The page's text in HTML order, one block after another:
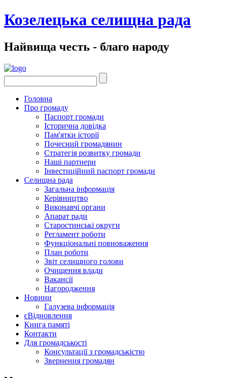
Козелецька селищна рада
Найвища честь - благо народу
Головна
Про громаду
Паспорт громади
Історична довідка
Пам'ятки історії
Почесний громадянин
Стратегія розвитку громади
Наші партнери
Інвестиційний паспорт громади
Селищна рада
Загальна інформація
Керівництво
Виконавчі органи
Апарат ради
Старостинські округи
Регламент роботи
Функціональні повноваження
План роботи
Звіт селищного голови
Очищення влади
Вакансії
Нагородження
Новини
Галузева інформація
єВідновлення
Книга памяті
Контакти
Для громадськості
Консультації з громадськістю
Звернення громадян